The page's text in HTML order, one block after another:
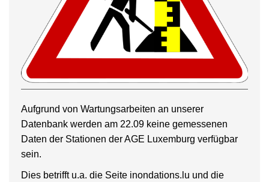
Aufgrund von Wartungsarbeiten an unserer
Datenbank werden am 22.09 keine gemessenen
Daten der Stationen der AGE Luxemburg verfügbar
sein.
Dies betrifft u.a. die Seite inondations.lu und die